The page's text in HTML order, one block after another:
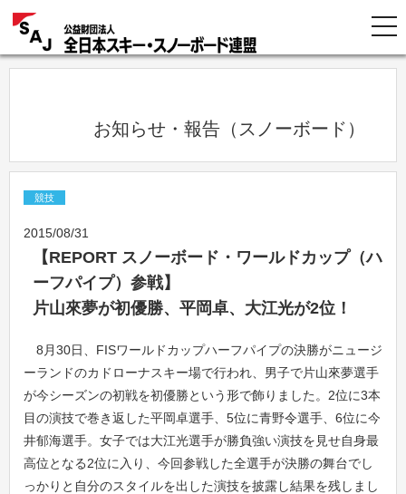
競技
2015/08/31
【REPORT スノーボード・ワールドカップ（ハ
ーフパイプ）参戦】
片山來夢が初優勝、平岡卓、大江光が2位！
8月30日、FISワールドカップハーフパイプの決勝がニュージ
ーランドのカドローナスキー場で行われ、男子で片山來夢選手
が今シーズンの初戦を初優勝という形で飾りました。2位に3本
目の演技で巻き返した平岡卓選手、5位に青野令選手、6位に今
井郁海選手。女子では大江光選手が勝負強い演技を見せ自身最
高位となる2位に入り、今回参戦した全選手が決勝の舞台でし
っかりと自分のスタイルを出した演技を披露し結果を残しまし